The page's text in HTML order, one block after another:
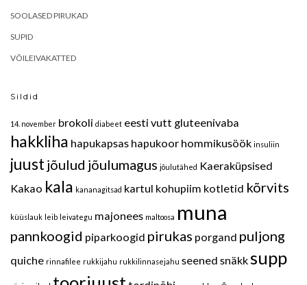
SOOLASED PIRUKAD
SUPID
VÕILEIVAKATTED
Sildid
14. november brokoli diabeet eesti vutt gluteenivaba
hakkliha hapukapsas hapukoor hommikusöök insuliin
juustjõulud jõulumagus jõulutähed Kaeraküpsised
Kakao kala kananagitsad kartul kohupiim kotletid kõrvits
küüslauk leib leivategu majonees maltoosa muna
pannkoogid piparkoogid pirukas porgand puljong
quiche rinnafilee rukkijahu rukkilinnasejahu seened snäkk supp